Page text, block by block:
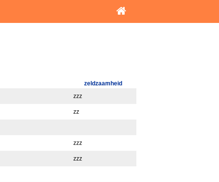
zeldzaamheid
zzz
zz
zzz
zzz